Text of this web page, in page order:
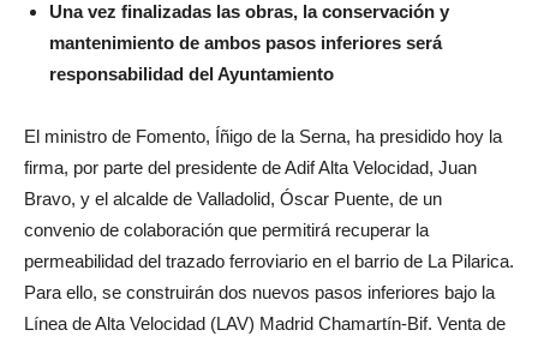
Una vez finalizadas las obras, la conservación y
mantenimiento de ambos pasos inferiores será
responsabilidad del Ayuntamiento
El ministro de Fomento, Íñigo de la Serna, ha presidido hoy la
firma, por parte del presidente de Adif Alta Velocidad, Juan
Bravo, y el alcalde de Valladolid, Óscar Puente, de un
convenio de colaboración que permitirá recuperar la
permeabilidad del trazado ferroviario en el barrio de La Pilarica.
Para ello, se construirán dos nuevos pasos inferiores bajo la
Línea de Alta Velocidad (LAV) Madrid Chamartín-Bif. Venta de